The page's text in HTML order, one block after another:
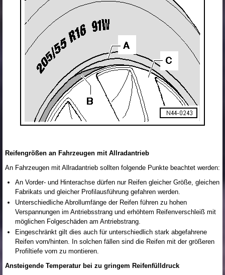
Reifengrößen an Fahrzeugen mit Allradantrieb
An Fahrzeugen mit Allradantrieb sollten folgende Punkte beachtet werden:
An Vorder- und Hinterachse dürfen nur Reifen gleicher Größe, gleichen
Fabrikats und gleicher Profilausführung gefahren werden.
Unterschiedliche Abrollumfänge der Reifen führen zu hohen
Verspannungen im Antriebsstrang und erhöhtem Reifenverschleiß mit
möglichen Folgeschäden am Antriebstrang.
Eingeschränkt gilt dies auch für unterschiedlich stark abgefahrene
Reifen vorn/hinten. In solchen fällen sind die Reifen mit der größeren
Profiltiefe vorn zu montieren.
Ansteigende Temperatur bei zu gringem Reifenfülldruck